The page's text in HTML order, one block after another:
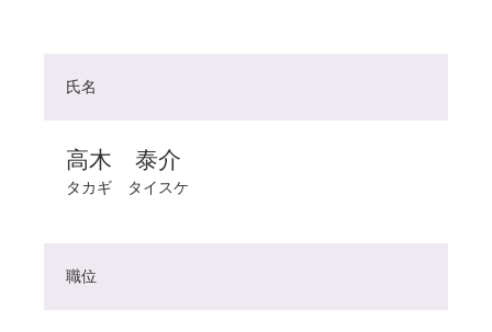
氏名
高木 泰介
タカギ タイスケ
職位